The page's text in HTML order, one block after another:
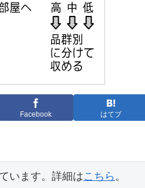
Facebook はてブ
います。詳細はこちら。